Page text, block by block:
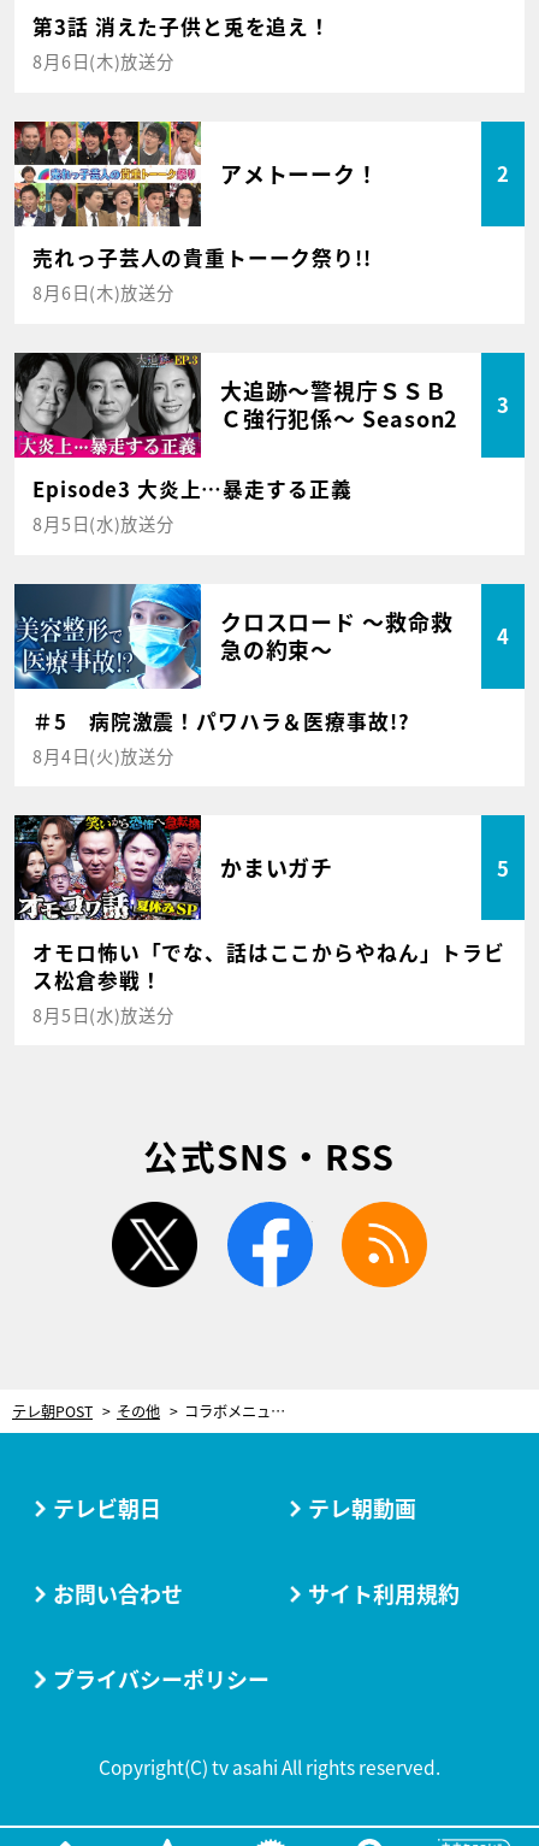
第3話 消えた子供と兎を追え！
8月6日(木)放送分
アメトーーク！ 2
売れっ子芸人の貴重トーーク祭り!!
8月6日(木)放送分
大追跡～警視庁ＳＳＢ
Ｃ強行犯係～ Season2
3
Episode3 大炎上…暴走する正義
8月5日(水)放送分
クロスロード ～救命救
急の約束～
4
＃5 病院激震！パワハラ＆医療事故!?
8月4日(火)放送分
かまいガチ 5
オモロ怖い「でな、話はここからやねん」トラビ
ス松倉参戦！
8月5日(水)放送分
公式SNS・RSS
twitter facebook
テレ朝POST その他 コラボメニューも登場！『ジムビームハイボール＆翠ジンソーダPresents KANPAI SUMMER GARDEN』開催
テレビ朝日 テレ朝動画
お問い合わせ サイト利用規約
プライバシーポリシー
Copyright(C) tv asahi All rights reserved.